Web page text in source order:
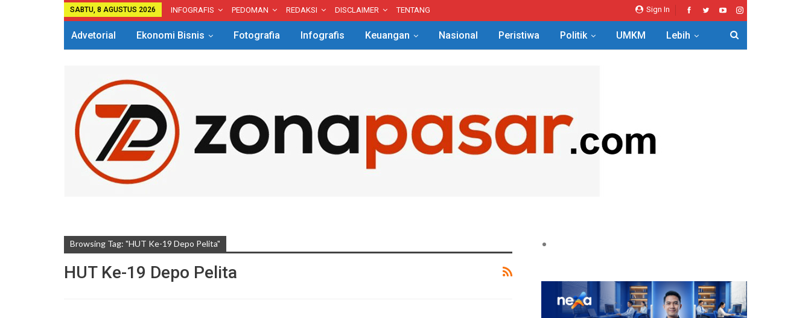
Sign In
SABTU, 8 AGUSTUS 2026 INFOGRAFIS PEDOMAN REDAKSI DISCLAIMER TENTANG
Advetorial Ekonomi Bisnis Fotografia Infografis Keuangan Nasional Peristiwa Politik UMKM Lebih
Browsing Tag: "HUT Ke-19 Depo Pelita"
HUT Ke-19 Depo Pelita